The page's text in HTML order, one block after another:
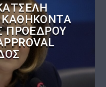
ΠΡΟΈΔΡΟΥ